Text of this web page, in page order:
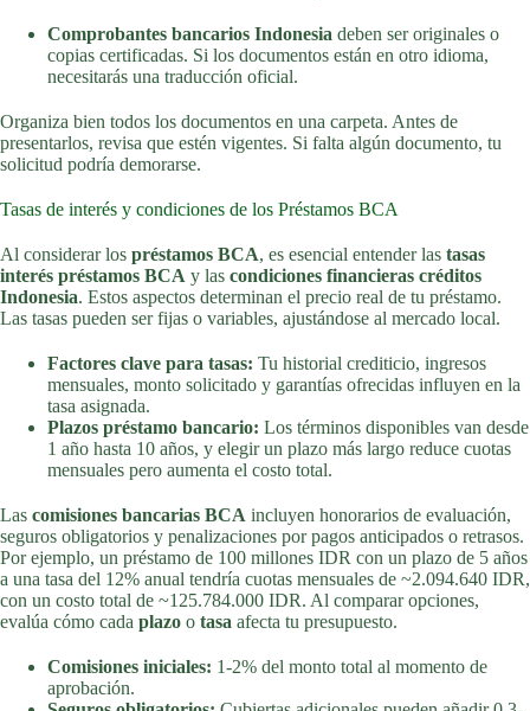
Comprobantes bancarios Indonesia deben ser originales o
copias certificadas. Si los documentos están en otro idioma,
necesitarás una traducción oficial.
Organiza bien todos los documentos en una carpeta. Antes de
presentarlos, revisa que estén vigentes. Si falta algún documento, tu
solicitud podría demorarse.
Tasas de interés y condiciones de los Préstamos BCA
Al considerar los préstamos BCA, es esencial entender las tasas
interés préstamos BCA y las condiciones financieras créditos
Indonesia. Estos aspectos determinan el precio real de tu préstamo.
Las tasas pueden ser fijas o variables, ajustándose al mercado local.
Factores clave para tasas: Tu historial crediticio, ingresos
mensuales, monto solicitado y garantías ofrecidas influyen en la
tasa asignada.
Plazos préstamo bancario: Los términos disponibles van desde
1 año hasta 10 años, y elegir un plazo más largo reduce cuotas
mensuales pero aumenta el costo total.
Las comisiones bancarias BCA incluyen honorarios de evaluación,
seguros obligatorios y penalizaciones por pagos anticipados o retrasos.
Por ejemplo, un préstamo de 100 millones IDR con un plazo de 5 años
a una tasa del 12% anual tendría cuotas mensuales de ~2.094.640 IDR,
con un costo total de ~125.784.000 IDR. Al comparar opciones,
evalúa cómo cada plazo o tasa afecta tu presupuesto.
Comisiones iniciales: 1-2% del monto total al momento de
aprobación.